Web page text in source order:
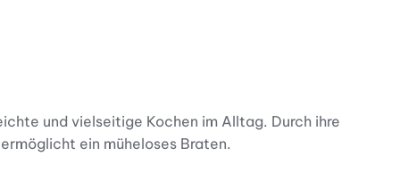
und vielseitige Kochen im Alltag. Durch ihre
ein müheloses Braten.